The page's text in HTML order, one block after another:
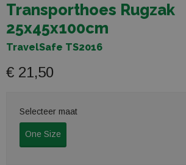
Transporthoes Rugzak
25x45x100cm
TravelSafe TS2016
€ 21,50
Selecteer maat
One Size